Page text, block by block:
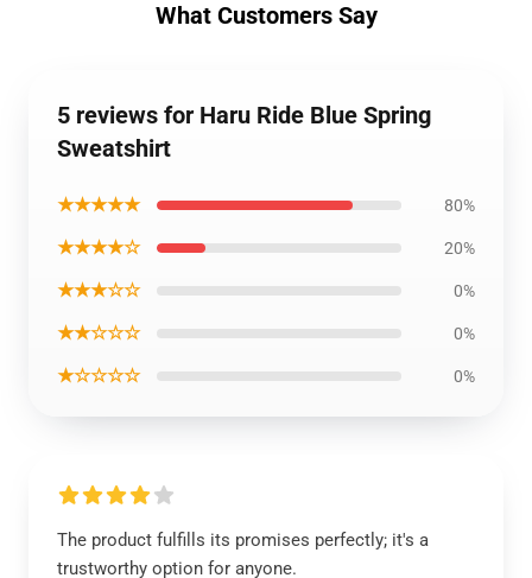
What Customers Say
5 reviews for Haru Ride Blue Spring
Sweatshirt
★★★★★ 80%
★★★★☆ 20%
★★★☆☆ 0%
★★☆☆☆ 0%
★☆☆☆☆ 0%
The product fulfills its promises perfectly; it's a
trustworthy option for anyone.